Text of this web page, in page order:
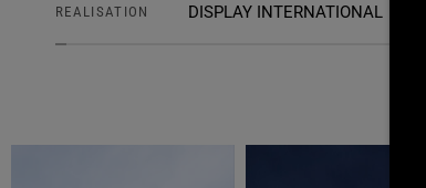
REALISATION DISPLAY INTERNATIONAL